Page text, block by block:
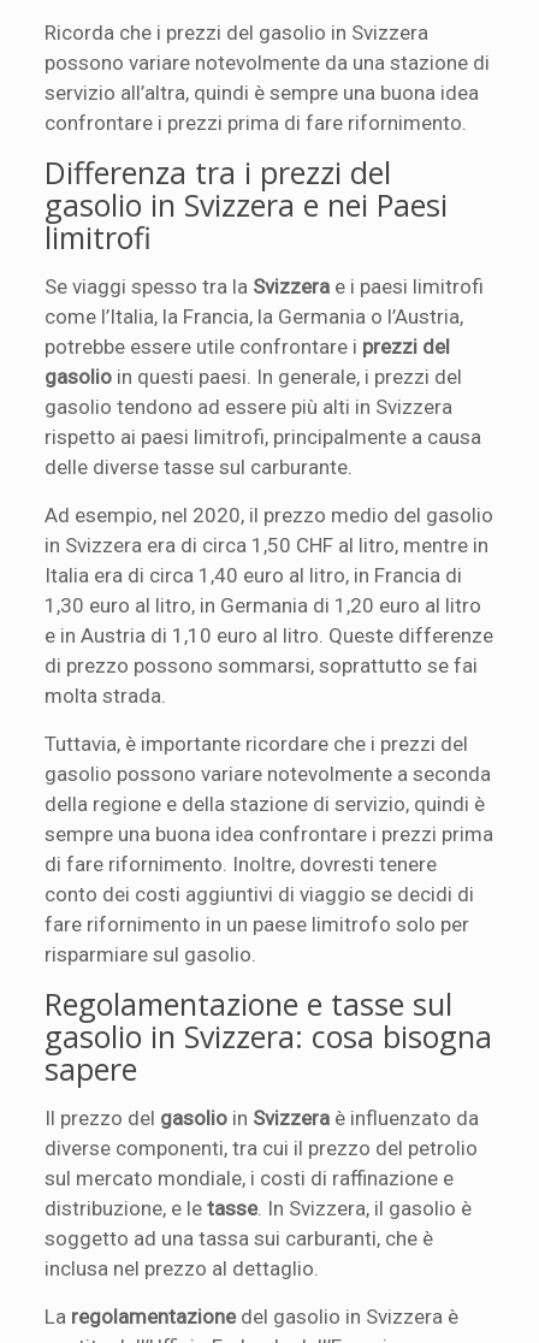
Ricorda che i prezzi del gasolio in Svizzera
possono variare notevolmente da una stazione di
servizio all’altra, quindi è sempre una buona idea
confrontare i prezzi prima di fare rifornimento.
Differenza tra i prezzi del
gasolio in Svizzera e nei Paesi
limitrofi
Se viaggi spesso tra la Svizzera e i paesi limitrofi
come l’Italia, la Francia, la Germania o l’Austria,
potrebbe essere utile confrontare i prezzi del
gasolio in questi paesi. In generale, i prezzi del
gasolio tendono ad essere più alti in Svizzera
rispetto ai paesi limitrofi, principalmente a causa
delle diverse tasse sul carburante.
Ad esempio, nel 2020, il prezzo medio del gasolio
in Svizzera era di circa 1,50 CHF al litro, mentre in
Italia era di circa 1,40 euro al litro, in Francia di
1,30 euro al litro, in Germania di 1,20 euro al litro
e in Austria di 1,10 euro al litro. Queste differenze
di prezzo possono sommarsi, soprattutto se fai
molta strada.
Tuttavia, è importante ricordare che i prezzi del
gasolio possono variare notevolmente a seconda
della regione e della stazione di servizio, quindi è
sempre una buona idea confrontare i prezzi prima
di fare rifornimento. Inoltre, dovresti tenere
conto dei costi aggiuntivi di viaggio se decidi di
fare rifornimento in un paese limitrofo solo per
risparmiare sul gasolio.
Regolamentazione e tasse sul
gasolio in Svizzera: cosa bisogna
sapere
Il prezzo del gasolio in Svizzera è influenzato da
diverse componenti, tra cui il prezzo del petrolio
sul mercato mondiale, i costi di raffinazione e
distribuzione, e letasse. In Svizzera, il gasolio è
soggetto ad una tassa sui carburanti, che è
inclusa nel prezzo al dettaglio.
La regolamentazionedel gasolio in Svizzera è